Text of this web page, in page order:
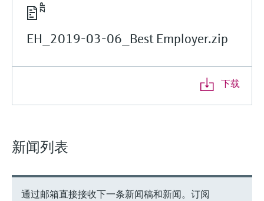
EH_2019-03-06_Best Employer.zip
下载
新闻列表
通过邮箱直接接收下一条新闻稿和新闻。订阅